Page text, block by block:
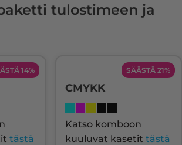
tulostimeen ja
14%
tästä
SÄÄSTÄ 21%
CMYKK
Katso komboon
kuuluvat kasetit tästä